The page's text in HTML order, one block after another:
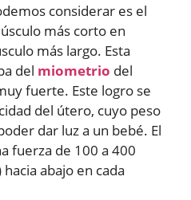
considerar es el
más corto en
más largo. Esta
del miometrio del
fuerte. Este logro se
del útero, cuyo peso
dar luz a un bebé. El
fuerza de 100 a 400
abajo en cada